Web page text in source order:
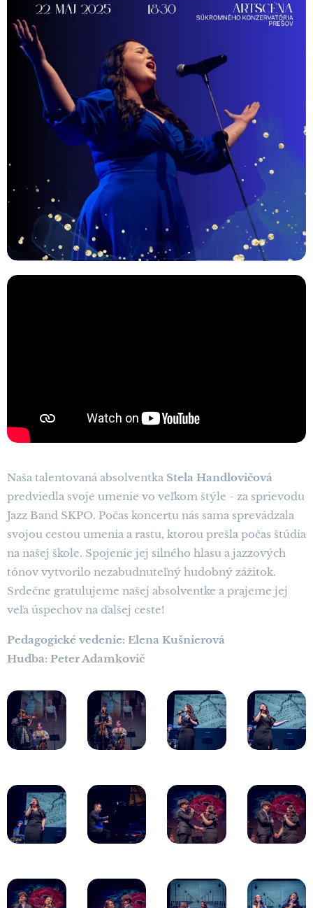
Naša talentovaná absolventka Stela Handlovičová
predviedla svoje umenie vo veľkom štýle - za sprievodu
Jazz Band SKPO. Počas koncertu nás sama sprevádzala
svojou cestou umenia a rastu, ktorou prešla počas štúdia
na našej škole. Spojenie jej silného hlasu a jazzových
tónov vytvorilo nezabudnuteľný hudobný zážitok.
Srdečne gratulujeme našej absolventke a prajeme jej
veľa úspechov na ďalšej ceste!
Pedagogické vedenie: Elena Kušnierová
Hudba: Peter Adamkovič